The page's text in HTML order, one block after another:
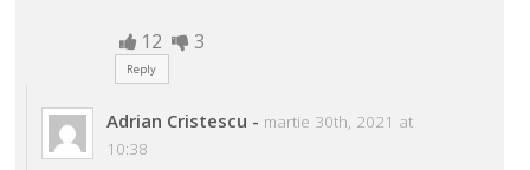
12 3
Reply
Adrian Cristescu - martie 30th, 2021 at
10:38